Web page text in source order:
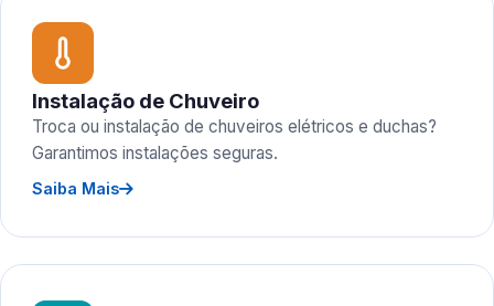
Instalação de Chuveiro
Troca ou instalação de chuveiros elétricos e duchas?
Garantimos instalações seguras.
Saiba Mais